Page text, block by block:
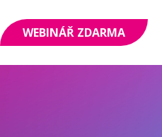
WEBINÁŘ ZDARMA